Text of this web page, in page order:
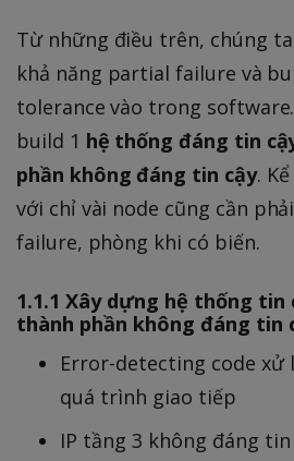
Từ những điều trên, chúng
khả năng partial failure và
tolerance vào trong
build 1 hệ thống đáng tin
phần không đáng tin cậy.
với chỉ vài node cũng cần
failure, phòng khi có biến.
1.1.1 Xây dựng hệ thống
thành phần không đáng tin
Error-detecting code
quá trình giao tiếp
IP tầng 3 không đáng